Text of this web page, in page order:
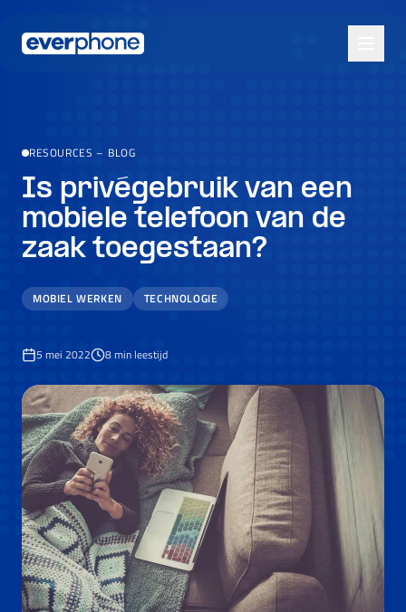
RESOURCES – BLOG
Is privégebruik van een
mobiele telefoon van de
zaak toegestaan?
MOBIEL WERKEN TECHNOLOGIE
5 mei 2022 8min leestijd